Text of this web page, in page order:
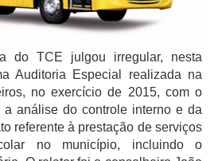
do TCE julgou irregular, nesta
Auditoria Especial realizada na
no exercício de 2015, com o
análise do controle interno e da
referente à prestação de serviços
no município, incluindo o